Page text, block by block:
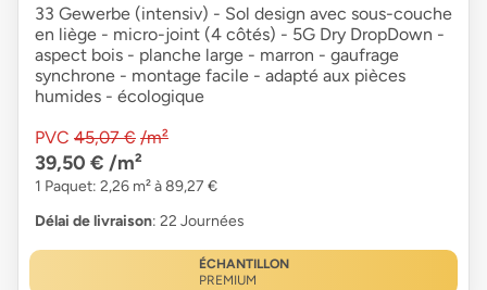
33 Gewerbe (intensiv) - Sol design avec sous-couche
en liège - micro-joint (4 côtés) - 5G Dry DropDown -
aspect bois - planche large - marron - gaufrage
synchrone - montage facile - adapté aux pièces
humides - écologique
PVC 45,07 € /m²
39,50 € /m²
1 Paquet: 2,26 m² à 89,27 €
Délai de livraison: 22 Journées
ÉCHANTILLON
PREMIUM